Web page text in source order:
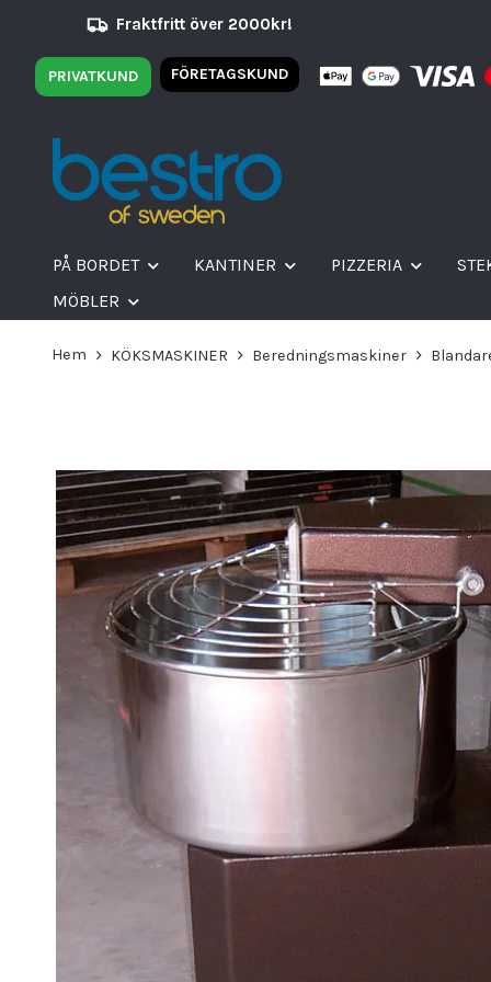
Fraktfritt över 2000kr!
PRIVATKUND FÖRETAGSKUND
PÅ BORDET KANTINER PIZZERIA
MÖBLER
Hem KÖKSMASKINER Beredningsmaskiner